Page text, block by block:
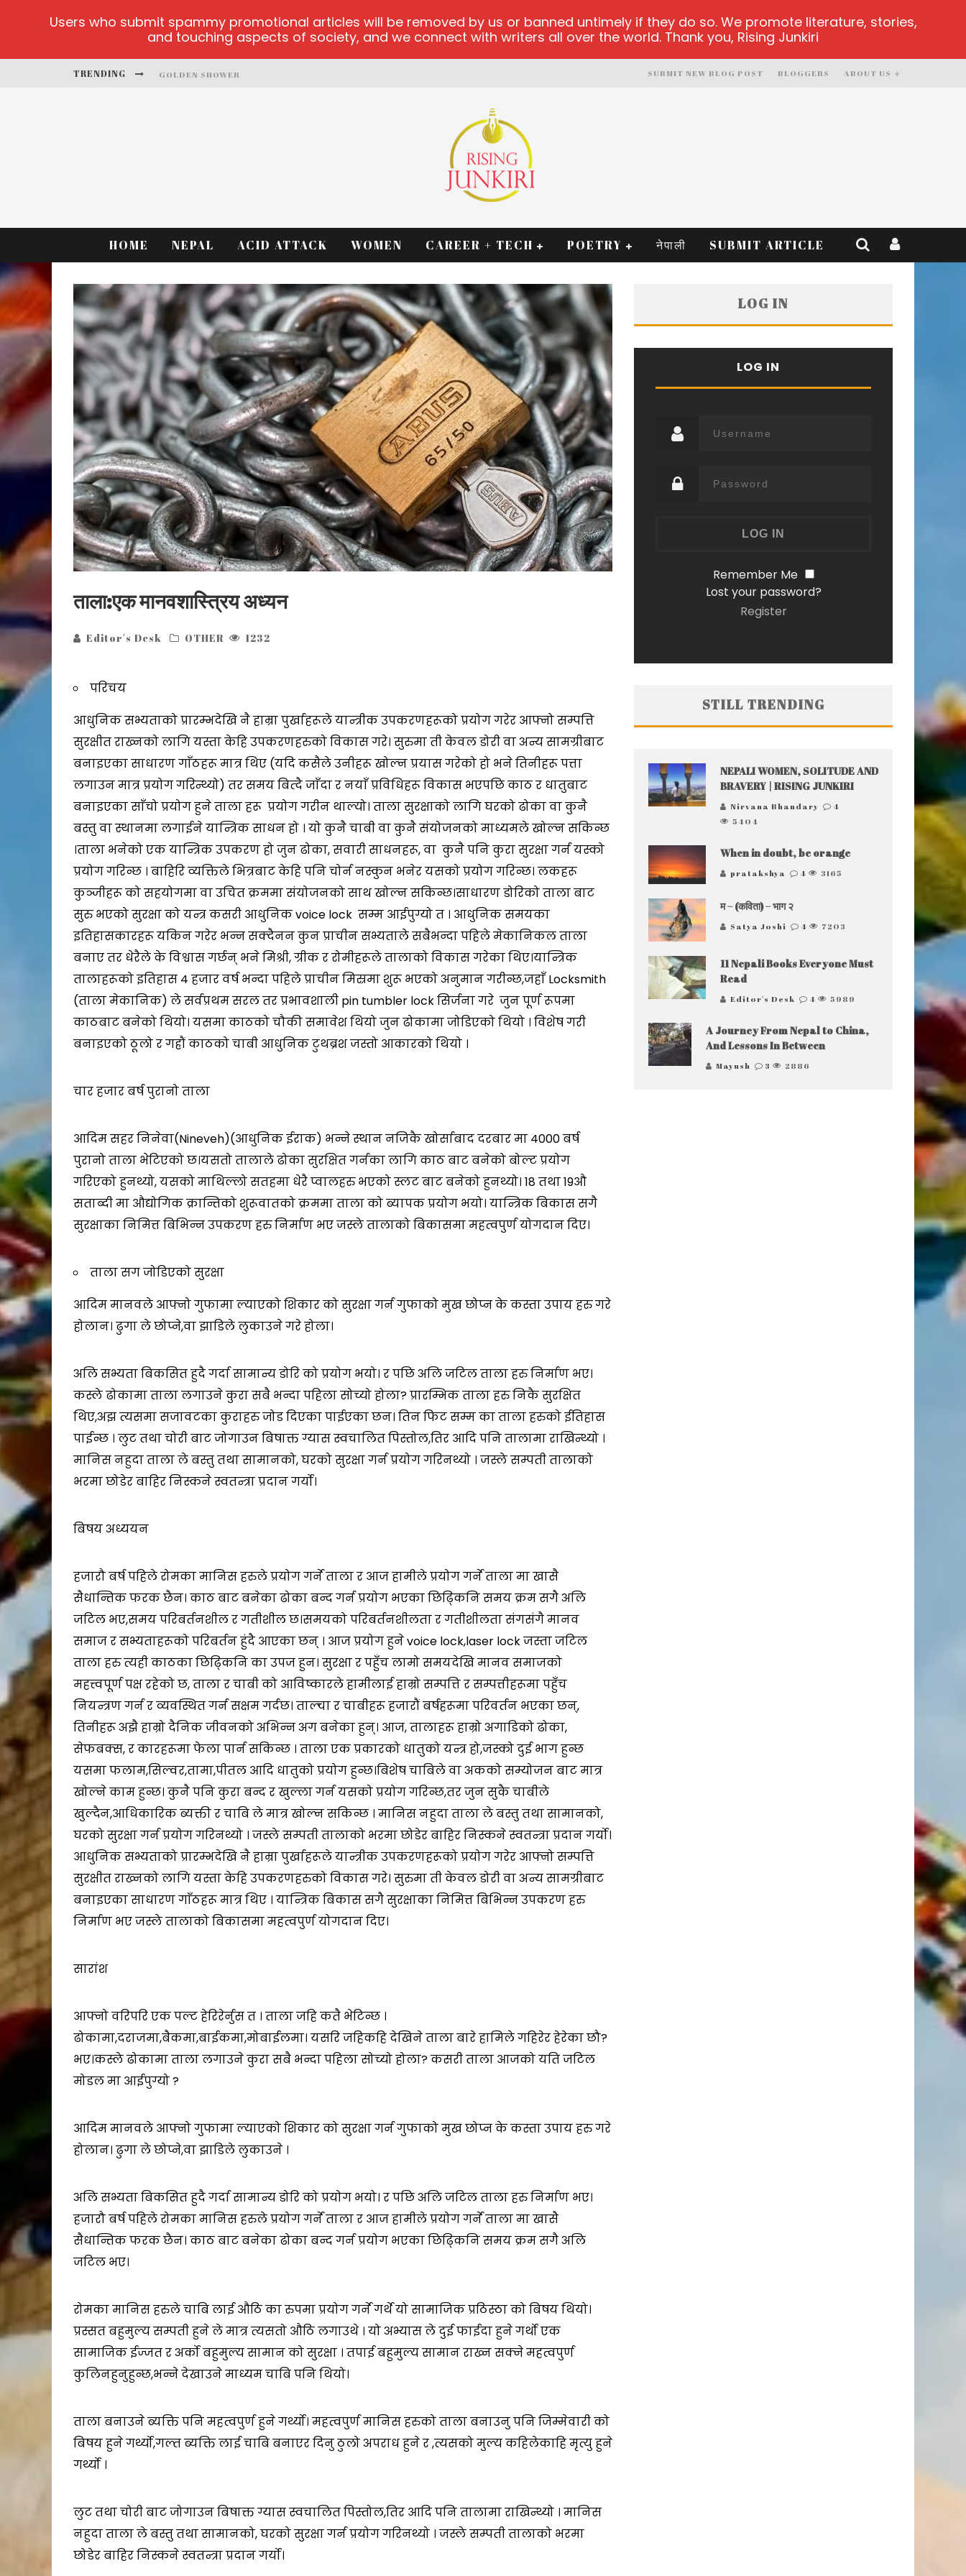
TRENDING GOLDEN SHOWER
CASINO ONTARIO NET
ABOUT US
BLOGGERS
SUBMIT NEW BLOG POST
HOME NEPAL ACID ATTACK WOMEN CAREER + TECH POETRY नेपाली SUBMIT ARTICLE
ताला:एक मानवशास्त्रिय अध्यन
Editor's Desk OTHER 1232
परिचय
आधुनिक सभ्यताको प्रारम्भदेखि नै हाम्रा पुर्खाहरूले यान्त्रीक उपकरणहरूको प्रयोग गरेर आफ्नो सम्पत्ति
सुरक्षीत राख्नको लागि यस्ता केहि उपकरणहरुको विकास गरे। सुरुमा ती केवल डोरी वा अन्य सामग्रीबाट
बनाइएका साधारण गाँठहरू मात्र थिए (यदि कसैले उनीहरू खोल्न प्रयास गरेको हो भने तिनीहरू पत्ता
लगाउन मात्र प्रयोग गरिन्थ्यो) तर समय बित्दै जाँदा र नयाँ प्रविधिहरू विकास भएपछि काठ र धातुबाट
बनाइएका साँचो प्रयोग हुने ताला हरू प्रयोग गरीन थाल्यो। ताला सुरक्षाको लागि घरको ढोका वा कुनै
बस्तु वा स्थानमा लगाईने यान्त्रिक साधन हो । यो कुनै चाबी वा कुनै संयोजनको माध्यमले खोल्न सकिन्छ
।ताला भनेको एक यान्त्रिक उपकरण हो जुन ढोका, सवारी साधनहरू, वा कुनै पनि कुरा सुरक्षा गर्न यस्को
प्रयोग गरिन्छ । बाहिरि व्यक्तिले भित्रबाट केहि पनि चोर्न नस्कुन भनेर यसको प्रयोग गरिन्छ। लकहरू
कुञ्जीहरू को सहयोगमा वा उचित क्रममा संयोजनको साथ खोल्न सकिन्छ।साधारण डोरिको ताला बाट
सुरु भएको सुरक्षा को यन्त्र कसरी आधुनिक voice lock सम्म आईपुग्यो त । आधुनिक समयका
इतिहासकारहरू यकिन गरेर भन्न सक्दैनन कुन प्राचीन सभ्यताले सबैभन्दा पहिले मेकानिकल ताला
बनाए तर धेरैले के विश्वास गर्छन् भने मिश्री, ग्रीक र रोमीहरूले तालाको विकास गरेका थिए।यान्त्रिक
तालाहरूको इतिहास 4 हजार वर्ष भन्दा पहिले प्राचीन मिस्रमा शुरू भएको अनुमान गरीन्छ,जहाँ Locksmith
(ताला मेकानिक) ले सर्वप्रथम सरल तर प्रभावशाली pin tumbler lock सिर्जना गरे जुन पूर्ण रूपमा
काठबाट बनेको थियो। यसमा काठको चौकी समावेश थियो जुन ढोकामा जोडिएको थियो । विशेष गरी
बनाइएको ठूलो र गह्रौं काठको चाबी आधुनिक टुथब्रश जस्तो आकारको थियो ।
चार हजार बर्ष पुरानो ताला
आदिम सहर निनेवा(Nineveh)(आधुनिक ईराक) भन्ने स्थान नजिकै खोर्साबाद दरबार मा 4000 बर्ष
पुरानो ताला भेटिएको छ।यसतो तालाले ढोका सुरक्षित गर्नका लागि काठ बाट बनेको बोल्ट प्रयोग
गरिएको हुनथ्यो, यसको माथिल्लो सतहमा धेरै प्वालहरु भएको स्लट बाट बनेको हुनथ्यो। 18 तथा 19औ
सताब्दी मा औद्योगिक क्रान्तिको शुरूवातको क्रममा ताला को ब्यापक प्रयोग भयो। यान्त्रिक बिकास सगै
सुरक्षाका निमित्त बिभिन्न उपकरण हरु निर्माण भए जस्ले तालाको बिकासमा महत्वपुर्ण योगदान दिए।
ताला सग जोडिएको सुरक्षा
आदिम मानवले आफ्नो गुफामा ल्याएको शिकार को सुरक्षा गर्न गुफाको मुख छोप्न के कस्ता उपाय हरु गरे
होलान। ढुगा ले छोप्ने,वा झाडिले लुकाउने गरे होला।
अलि सभ्यता बिकसित हुदै गर्दा सामान्य डोरि को प्रयोग भयो। र पछि अलि जटिल ताला हरु निर्माण भए।
कस्ले ढोकामा ताला लगाउने कुरा सबै भन्दा पहिला सोच्यो होला? प्रारम्भिक ताला हरु निकै सुरक्षित
थिए,अझ त्यसमा सजावटका कुराहरु जोड दिएका पाईएका छन। तिन फिट सम्म का ताला हरुको ईतिहास
पाईन्छ । लुट तथा चोरी बाट जोगाउन बिषाक्त ग्यास स्वचालित पिस्तोल,तिर आदि पनि तालामा राखिन्थ्यो ।
मानिस नहुदा ताला ले बस्तु तथा सामानको, घरको सुरक्षा गर्न प्रयोग गरिनथ्यो । जस्ले सम्पती तालाको
भरमा छोडेर बाहिर निस्कने स्वतन्त्रा प्रदान गर्यो।
बिषय अध्ययन
हजारौ बर्ष पहिले रोमका मानिस हरुले प्रयोग गर्ने ताला र आज हामीले प्रयोग गर्ने ताला मा खासै
सैधान्तिक फरक छैन। काठ बाट बनेका ढोका बन्द गर्न प्रयोग भएका छिढ्किनि समय क्रम सगै अलि
जटिल भए,समय परिबर्तनशील र गतीशील छ।समयको परिबर्तनशीलता र गतीशीलता संगसंगै मानव
समाज र सभ्यताहरूको परिबर्तन हुंदै आएका छन् । आज प्रयोग हुने voice lock,laser lock जस्ता जटिल
ताला हरु त्यही काठका छिढ्किनि का उपज हुन। सुरक्षा र पहुँच लामो समयदेखि मानव समाजको
महत्त्वपूर्ण पक्ष रहेको छ, ताला र चाबी को आविष्कारले हामीलाई हाम्रो सम्पत्ति र सम्पत्तीहरूमा पहुँच
नियन्त्रण गर्न र व्यवस्थित गर्न सक्षम गर्दछ। ताल्चा र चाबीहरू हजारौं बर्षहरूमा परिवर्तन भएका छन्,
तिनीहरू अझै हाम्रो दैनिक जीवनको अभिन्न अग बनेका हुन्। आज, तालाहरू हाम्रो अगाडिको ढोका,
सेफबक्स, र कारहरूमा फेला पार्न सकिन्छ । ताला एक प्रकारको धातुको यन्त्र हो,जस्को दुई भाग हुन्छ
यसमा फलाम,सिल्वर,तामा,पीतल आदि धातुको प्रयोग हुन्छ।बिशेष चाबिले वा अकको सम्योजन बाट मात्र
खोल्ने काम हुन्छ। कुनै पनि कुरा बन्द र खुल्ला गर्न यसको प्रयोग गरिन्छ,तर जुन सुकै चाबीले
खुल्दैन,आधिकारिक ब्यक्ती र चाबि ले मात्र खोल्न सकिन्छ । मानिस नहुदा ताला ले बस्तु तथा सामानको,
घरको सुरक्षा गर्न प्रयोग गरिनथ्यो । जस्ले सम्पती तालाको भरमा छोडेर बाहिर निस्कने स्वतन्त्रा प्रदान गर्यो।
आधुनिक सभ्यताको प्रारम्भदेखि नै हाम्रा पुर्खाहरूले यान्त्रीक उपकरणहरूको प्रयोग गरेर आफ्नो सम्पत्ति
सुरक्षीत राख्नको लागि यस्ता केहि उपकरणहरुको विकास गरे। सुरुमा ती केवल डोरी वा अन्य सामग्रीबाट
बनाइएका साधारण गाँठहरू मात्र थिए । यान्त्रिक बिकास सगै सुरक्षाका निमित्त बिभिन्न उपकरण हरु
निर्माण भए जस्ले तालाको बिकासमा महत्वपुर्ण योगदान दिए।
सारांश
आफ्नो वरिपरि एक पल्ट हेरिरेर्नुस त । ताला जहि कतै भेटिन्छ ।
ढोकामा,दराजमा,बैकमा,बाईकमा,मोबाईलमा। यसरि जहिकहि देखिने ताला बारे हामिले गहिरेर हेरेका छौ?
भए।कस्ले ढोकामा ताला लगाउने कुरा सबै भन्दा पहिला सोच्यो होला? कसरी ताला आजको यति जटिल
मोडल मा आईपुग्यो ?
आदिम मानवले आफ्नो गुफामा ल्याएको शिकार को सुरक्षा गर्न गुफाको मुख छोप्न के कस्ता उपाय हरु गरे
होलान। ढुगा ले छोप्ने,वा झाडिले लुकाउने ।
अलि सभ्यता बिकसित हुदै गर्दा सामान्य डोरि को प्रयोग भयो। र पछि अलि जटिल ताला हरु निर्माण भए।
हजारौ बर्ष पहिले रोमका मानिस हरुले प्रयोग गर्ने ताला र आज हामीले प्रयोग गर्ने ताला मा खासै
सैधान्तिक फरक छैन। काठ बाट बनेका ढोका बन्द गर्न प्रयोग भएका छिढ्किनि समय क्रम सगै अलि
जटिल भए।
रोमका मानिस हरुले चाबि लाई औठि का रुपमा प्रयोग गर्ने गर्थे यो सामाजिक प्रठिस्ठा को बिषय थियो।
प्रस्सत बहुमुल्य सम्पती हुने ले मात्र त्यसतो औठि लगाउथे । यो अभ्यास ले दुई फाईदा हुने गर्थो एक
सामाजिक ईज्जत र अर्को बहुमुल्य सामान को सुरक्षा । तपाई बहुमुल्य सामान राख्न सक्ने महत्वपुर्ण
कुलिनहुनुहुन्छ,भन्ने देखाउने माध्यम चाबि पनि थियो।
ताला बनाउने ब्यक्ति पनि महत्वपुर्ण हुने गर्थ्यो। महत्वपुर्ण मानिस हरुको ताला बनाउनु पनि जिम्मेवारी को
बिषय हुने गर्थ्यो,गल्त ब्यक्ति लाई चाबि बनाएर दिनु ठुलो अपराध हुने र ,त्यसको मुल्य कहिलेकाहि मृत्यु हुने
गर्थ्यो ।
लुट तथा चोरी बाट जोगाउन बिषाक्त ग्यास स्वचालित पिस्तोल,तिर आदि पनि तालामा राखिन्थ्यो । मानिस
नहुदा ताला ले बस्तु तथा सामानको, घरको सुरक्षा गर्न प्रयोग गरिनथ्यो । जस्ले सम्पती तालाको भरमा
छोडेर बाहिर निस्कने स्वतन्त्रा प्रदान गर्यो।
LOG IN
LOG IN
Remember Me
Lost your password?
Register
STILL TRENDING
NEPALI WOMEN, SOLITUDE AND
BRAVERY | RISING JUNKIRI
Nirvana Bhandary
4
5404
When in doubt, be orange
pratakshya 4 3165
म – (कविता) – भाग २
Satya Joshi 4 7203
11 Nepali Books Everyone Must
Read
Editor's Desk 4 5989
A Journey From Nepal to China,
And Lessons In Between
Mayush 3 2886
Users who submit spammy promotional articles will be removed by us or banned untimely if they do so. We promote literature, stories,
and touching aspects of society, and we connect with writers all over the world. Thank you, Rising Junkiri